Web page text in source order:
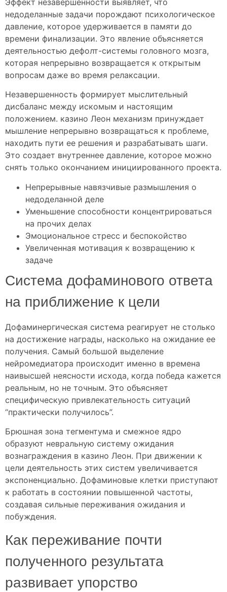
недоделанные задачи порождают психологическое
давление, которое удерживается в памяти до
времени финализации. Это явление объясняется
деятельностью дефолт-системы головного мозга,
которая непрерывно возвращается к открытым
вопросам даже во время релаксации.
Незавершенность формирует мыслительный
дисбаланс между искомым и настоящим
положением. казино Леон механизм принуждает
мышление непрерывно возвращаться к проблеме,
находить пути ее решения и разрабатывать шаги.
Это создает внутреннее давление, которое можно
снять только окончанием инициированного проекта.
Непрерывные навязчивые размышления о
недоделанной деле
Уменьшение способности концентрироваться
на прочих делах
Эмоциональное стресс и беспокойство
Увеличенная мотивация к возвращению к
задаче
Система дофаминового ответа
на приближение к цели
Дофаминергическая система реагирует не столько
на достижение награды, насколько на ожидание ее
получения. Самый большой выделение
нейромедиатора происходит именно в времена
наивысшей неясности исхода, когда победа кажется
реальным, но не точным. Это объясняет
специфическую привлекательность ситуаций
“практически получилось”.
Брюшная зона тегментума и смежное ядро
образуют невральную систему ожидания
вознаграждения в казино Леон. При движении к
цели деятельность этих систем увеличивается
экспоненциально. Дофаминовые клетки приступают
к работать в состоянии повышенной частоты,
создавая сильные переживания ожидания и
побуждения.
Как переживание почти
полученного результата
развивает упорство